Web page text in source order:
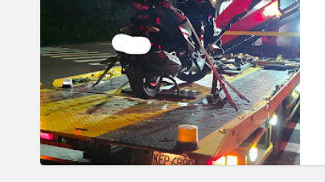
24H
15
分
鐘
必
達
時
苗
栗
汽
車
重
機